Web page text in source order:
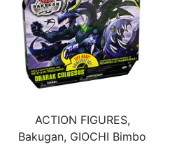
ACTION FIGURES,
Bakugan, GIOCHI Bimbo